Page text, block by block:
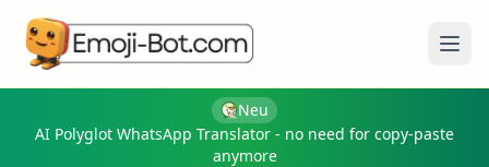
Neu
AI Polyglot WhatsApp Translator - no need for copy-paste
anymore